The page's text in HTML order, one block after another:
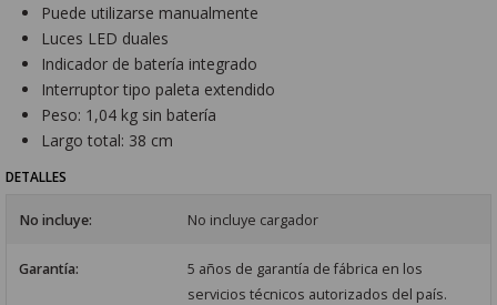
Puede utilizarse manualmente
Luces LED duales
Indicador de batería integrado
Interruptor tipo paleta extendido
Peso: 1,04 kg sin batería
Largo total: 38 cm
DETALLES
No incluye: No incluye cargador
Garantía:
5 años de garantía de fábrica en los
servicios técnicos autorizados del país.